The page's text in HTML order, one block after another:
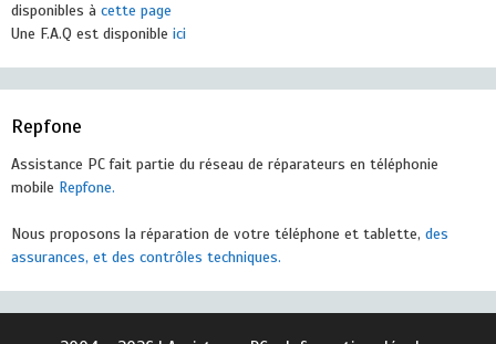
disponibles à cette page
Une F.A.Q est disponible ici
Repfone
Assistance PC fait partie du réseau de réparateurs en téléphonie
mobile Repfone.
Nous proposons la réparation de votre téléphone et tablette, des
assurances, et des contrôles techniques.